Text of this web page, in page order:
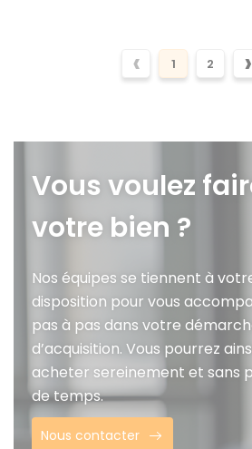
‹ 1 2 ›
Vous voulez
votre bien ?
Nos équipes se tiennent à
disposition pour vous
pas à pas dans votre
d’acquisition. Vous pourrez
acheter sereinement et sans
de temps.
Nous contacter